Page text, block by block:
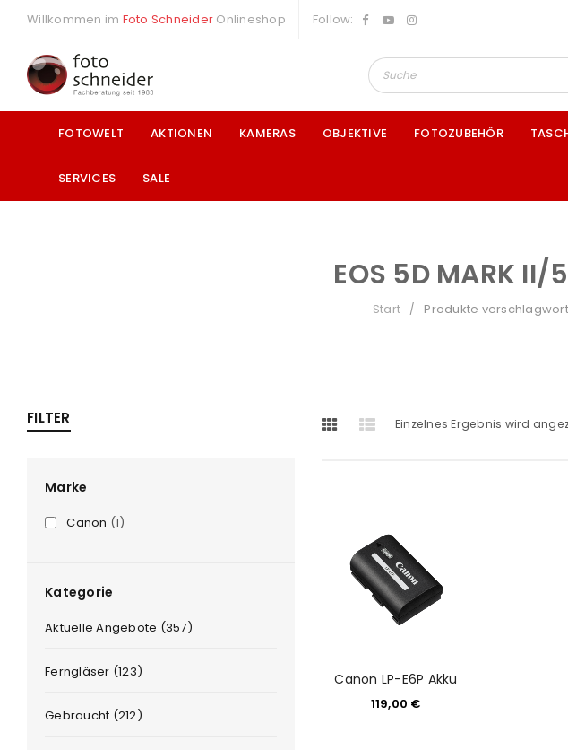
Willkommen im Foto Schneider Onlineshop Follow:
FOTOWELT AKTIONEN KAMERAS OBJEKTIVE FOTOZUBEHÖR
SERVICES SALE
EOS 5D MARK II/
Start / Produkte
FILTER
Marke
Canon (1)
Kategorie
Aktuelle Angebote (357)
Ferngläser (123)
Gebraucht (212)
Einzelnes Ergebnis wird
Canon LP-E6P Akku
119,00 €